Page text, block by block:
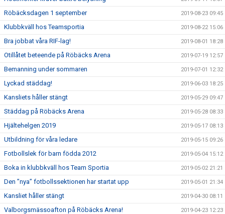
Röbäcksdagen 1 september 2019-08-23 09:45
Klubbkväll hos Teamsportia 2019-08-22 15:06
Bra jobbat våra RIF-lag! 2019-08-01 18:28
Otillåtet beteende på Röbäcks Arena 2019-07-19 12:57
Bemanning under sommaren 2019-07-01 12:32
Lyckad städdag! 2019-06-03 18:25
Kansliets håller stängt 2019-05-29 09:47
Städdag på Röbäcks Arena 2019-05-28 08:33
Hjältehelgen 2019 2019-05-17 08:13
Utbildning för våra ledare 2019-05-15 09:26
Fotbollslek för barn födda 2012 2019-05-04 15:12
Boka in klubbkväll hos Team Sportia 2019-05-02 21:21
Den ”nya” fotbollssektionen har startat upp 2019-05-01 21:34
Kansliet håller stängt 2019-04-30 08:11
Valborgsmässoafton på Röbäcks Arena! 2019-04-23 12:23